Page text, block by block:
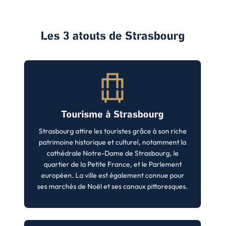
Les 3 atouts de Strasbourg
Tourisme à Strasbourg
Strasbourg attire les touristes grâce à son riche
patrimoine historique et culturel, notamment la
cathédrale Notre-Dame de Strasbourg, le
quartier de la Petite France, et le Parlement
européen. La ville est également connue pour
ses marchés de Noël et ses canaux pittoresques.